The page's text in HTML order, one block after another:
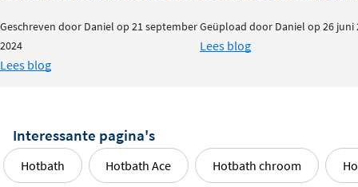
Geschreven door Daniel op 21 september
2024
Lees blog
Geüpload door Daniel op 26 juni
Lees blog
Interessante pagina's
Hotbath Hotbath Ace Hotbath chroom